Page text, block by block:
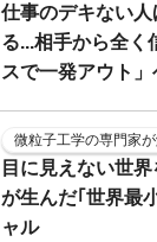
仕事のデキない
る...相手から全く
スで一発アウト
微粒子工学の専門家
目に見えない世
が生んだ｢世界最
ャル